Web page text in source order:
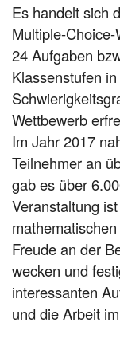
Es handelt sich
Multiple-
24 Aufgaben
Klassenstufen
Wettbewerb
Im Jahr 2017
Teilnehmer an
gab es über
Veranstaltung
Freude an der
wecken und
interessanten
und die Arbeit